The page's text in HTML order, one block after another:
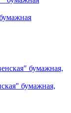
бумажная,